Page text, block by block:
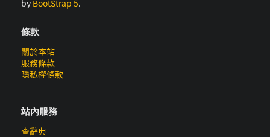
by BootStrap 5.
條款
關於本站
服務條款
隱私權條款
站內服務
查辭典